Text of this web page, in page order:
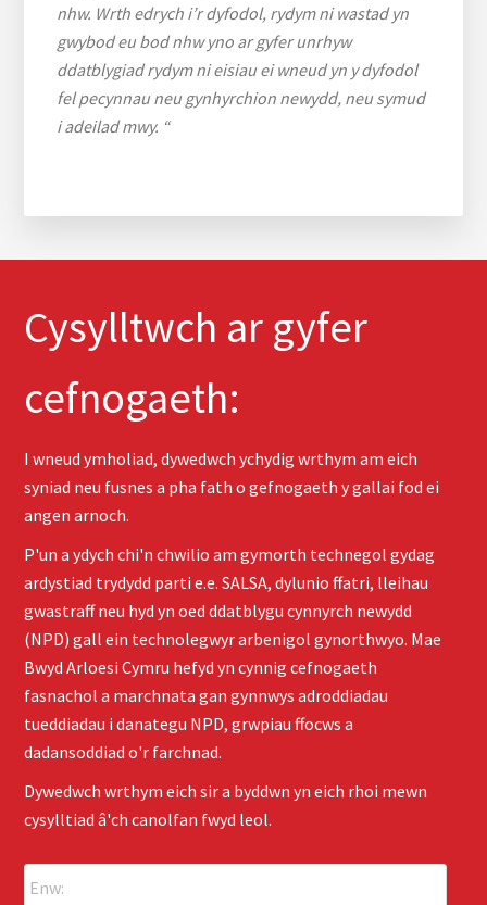
nhw. Wrth edrych i’r dyfodol, rydym ni wastad yn
gwybod eu bod nhw yno ar gyfer unrhyw
ddatblygiad rydym ni eisiau ei wneud yn y dyfodol
fel pecynnau neu gynhyrchion newydd, neu symud
i adeilad mwy. “
Cysylltwch ar gyfer
cefnogaeth:
I wneud ymholiad, dywedwch ychydig wrthym am eich
syniad neu fusnes a pha fath o gefnogaeth y gallai fod ei
angen arnoch.
P'un a ydych chi'n chwilio am gymorth technegol gydag
ardystiad trydydd parti e.e. SALSA, dylunio ffatri, lleihau
gwastraff neu hyd yn oed ddatblygu cynnyrch newydd
(NPD) gall ein technolegwyr arbenigol gynorthwyo. Mae
Bwyd Arloesi Cymru hefyd yn cynnig cefnogaeth
fasnachol a marchnata gan gynnwys adroddiadau
tueddiadau i danategu NPD, grwpiau ffocws a
dadansoddiad o'r farchnad.
Dywedwch wrthym eich sir a byddwn yn eich rhoi mewn
cysylltiad â'ch canolfan fwyd leol.
E
n